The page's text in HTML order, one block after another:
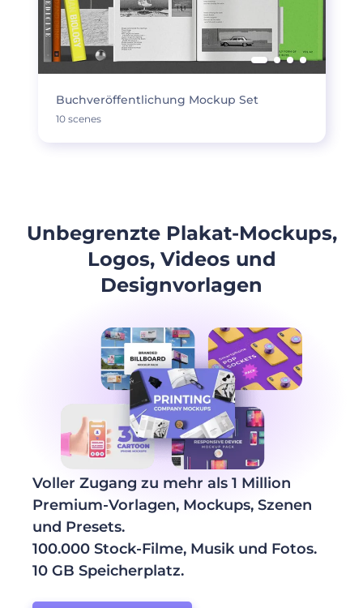
Buchveröffentlichung Mockup Set
10 scenes
Unbegrenzte Plakat-Mockups,
Logos, Videos und
Designvorlagen
Voller Zugang zu mehr als 1 Million
Premium-Vorlagen, Mockups, Szenen
und Presets.
100.000 Stock-Filme, Musik und Fotos.
10 GB Speicherplatz.